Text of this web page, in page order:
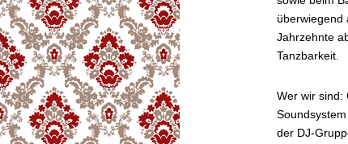
überwiegend
Jahrzehnte
Tanzbarkeit.
Wer wir sind:
der DJ-